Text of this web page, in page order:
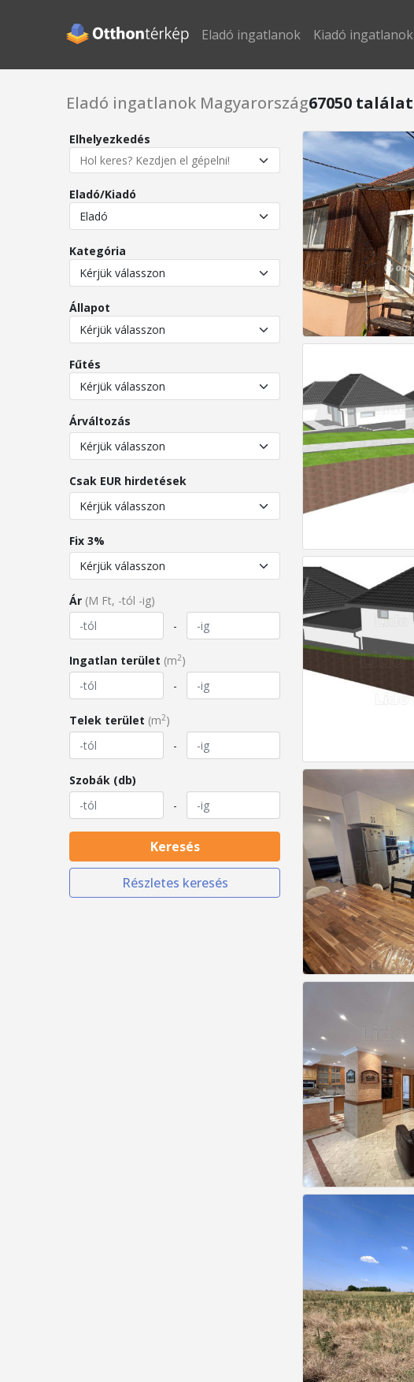
Eladó ingatlanok Kiadó ingatlanok
Eladó ingatlanok Magyarország67050 találat
Elhelyezkedés
Eladó/Kiadó
Kategória
Állapot
Fűtés
Árváltozás
Csak EUR hirdetések
Fix 3%
Ár (M Ft, -tól -ig)
-
Ingatlan terület (m2)
-
Telek terület (m2)
-
Szobák (db)
-
Keresés
Részletes keresés